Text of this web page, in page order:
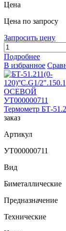
Цена
Цена по запросу
Запросить цену
Подробнее
В избранное
Термометр БТ-
заказ
Артикул
УТ000000711
Вид
Биметаллические
Предназначение
Технические